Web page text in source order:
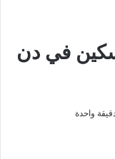
في دن
واحدة